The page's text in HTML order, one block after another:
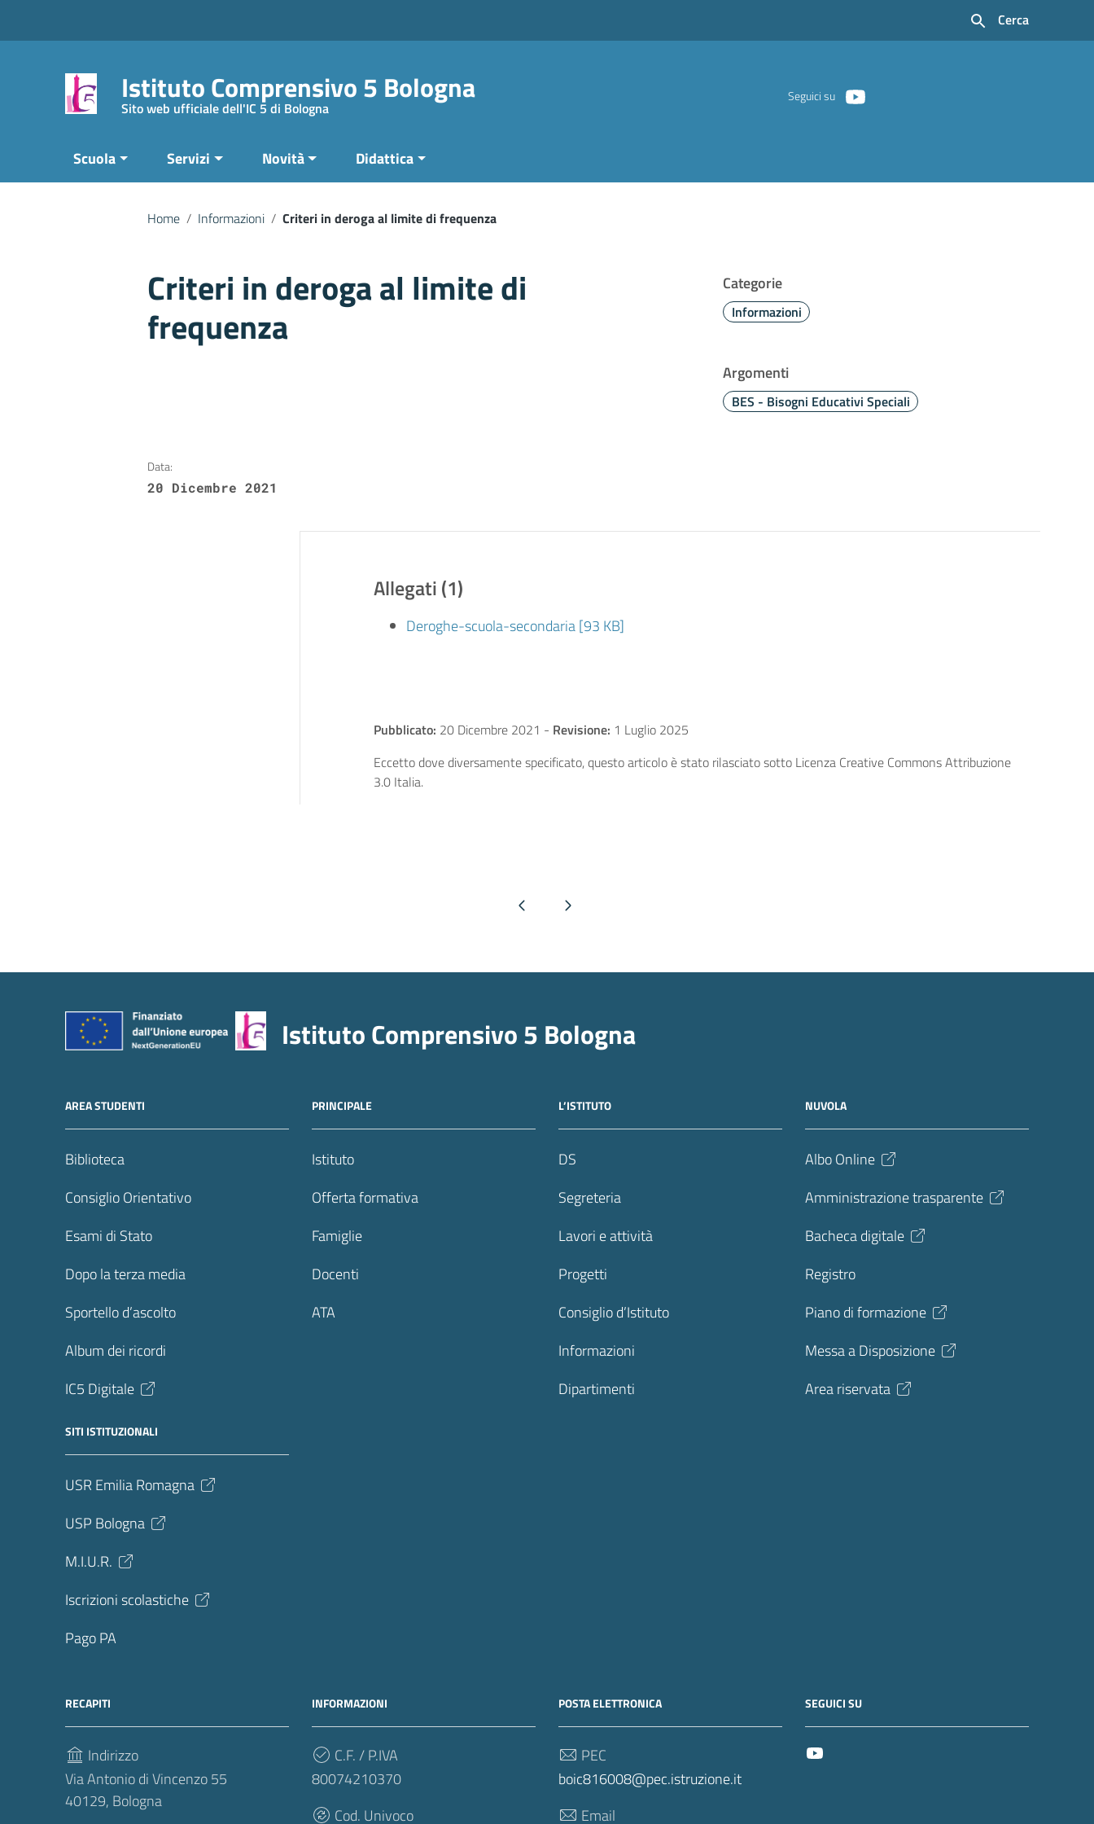
Cerca
Istituto Comprensivo 5 Bologna
Sito web ufficiale dell'IC 5 di Bologna
Seguici su
Scuola Servizi Novità Didattica
Home / Informazioni / Criteri in deroga al limite di frequenza
Criteri in deroga al limite di
frequenza
Categorie
Informazioni
Argomenti
BES - Bisogni Educativi Speciali
Data:
20 Dicembre 2021
Allegati (1)
Deroghe-scuola-secondaria [93 KB]
Pubblicato: 20 Dicembre 2021 - Revisione: 1 Luglio 2025
Eccetto dove diversamente specificato, questo articolo è stato rilasciato sotto Licenza Creative Commons Attribuzione
3.0 Italia.
Pagina precedentePagina successiva
Istituto Comprensivo 5 Bologna
AREA STUDENTI
Biblioteca
Consiglio Orientativo
Esami di Stato
Dopo la terza media
Sportello d’ascolto
Album dei ricordi
IC5 Digitale
PRINCIPALE
Istituto
Offerta formativa
Famiglie
Docenti
ATA
L’ISTITUTO
DS
Segreteria
Lavori e attività
Progetti
Consiglio d’Istituto
Informazioni
Dipartimenti
NUVOLA
Albo Online
Amministrazione trasparente
Bacheca digitale
Registro
Piano di formazione
Messa a Disposizione
Area riservata
SITI ISTITUZIONALI
USR Emilia Romagna
USP Bologna
M.I.U.R.
Iscrizioni scolastiche
Pago PA
RECAPITI
Indirizzo
Via Antonio di Vincenzo 55
40129, Bologna
INFORMAZIONI
C.F. / P.IVA
80074210370
Cod. Univoco
POSTA ELETTRONICA
PEC
boic816008@pec.istruzione.it
Email
SEGUICI SU